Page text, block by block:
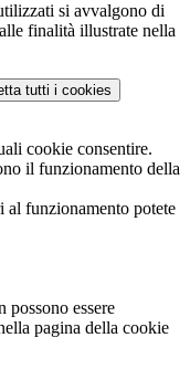
si avvalgono di
finalità illustrate nella
tutti i cookies
cookie consentire.
il funzionamento della
al funzionamento potete
possono essere
pagina della cookie